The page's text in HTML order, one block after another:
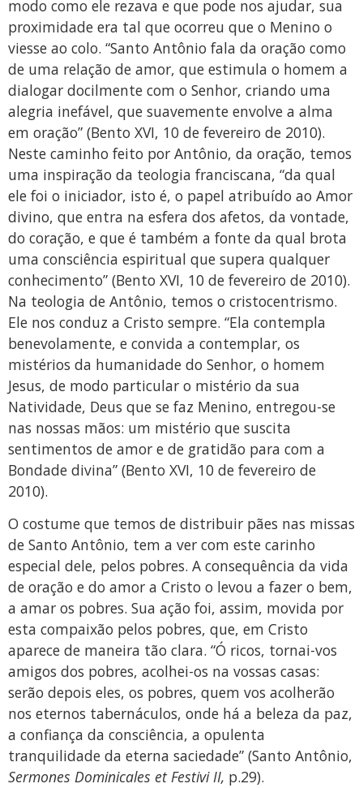
modo como ele rezava e que pode nos ajudar, sua
proximidade era tal que ocorreu que o Menino o
viesse ao colo. “Santo Antônio fala da oração como
de uma relação de amor, que estimula o homem a
dialogar docilmente com o Senhor, criando uma
alegria inefável, que suavemente envolve a alma
em oração” (Bento XVI, 10 de fevereiro de 2010).
Neste caminho feito por Antônio, da oração, temos
uma inspiração da teologia franciscana, “da qual
ele foi o iniciador, isto é, o papel atribuído ao Amor
divino, que entra na esfera dos afetos, da vontade,
do coração, e que é também a fonte da qual brota
uma consciência espiritual que supera qualquer
conhecimento” (Bento XVI, 10 de fevereiro de 2010).
Na teologia de Antônio, temos o cristocentrismo.
Ele nos conduz a Cristo sempre. “Ela contempla
benevolamente, e convida a contemplar, os
mistérios da humanidade do Senhor, o homem
Jesus, de modo particular o mistério da sua
Natividade, Deus que se faz Menino, entregou-se
nas nossas mãos: um mistério que suscita
sentimentos de amor e de gratidão para com a
Bondade divina” (Bento XVI, 10 de fevereiro de
2010).
O costume que temos de distribuir pães nas missas
de Santo Antônio, tem a ver com este carinho
especial dele, pelos pobres. A consequência da vida
de oração e do amor a Cristo o levou a fazer o bem,
a amar os pobres. Sua ação foi, assim, movida por
esta compaixão pelos pobres, que, em Cristo
aparece de maneira tão clara. “Ó ricos, tornai-vos
amigos dos pobres, acolhei-os na vossas casas:
serão depois eles, os pobres, quem vos acolherão
nos eternos tabernáculos, onde há a beleza da paz,
a confiança da consciência, a opulenta
tranquilidade da eterna saciedade” (Santo Antônio,
Sermones Dominicales et Festivi II, p.29).